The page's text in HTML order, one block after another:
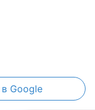
в Google